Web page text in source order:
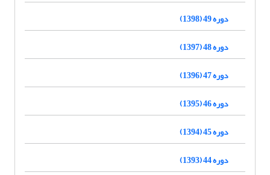
دوره 49 (1398)
دوره 48 (1397)
دوره 47 (1396)
دوره 46 (1395)
دوره 45 (1394)
دوره 44 (1393)